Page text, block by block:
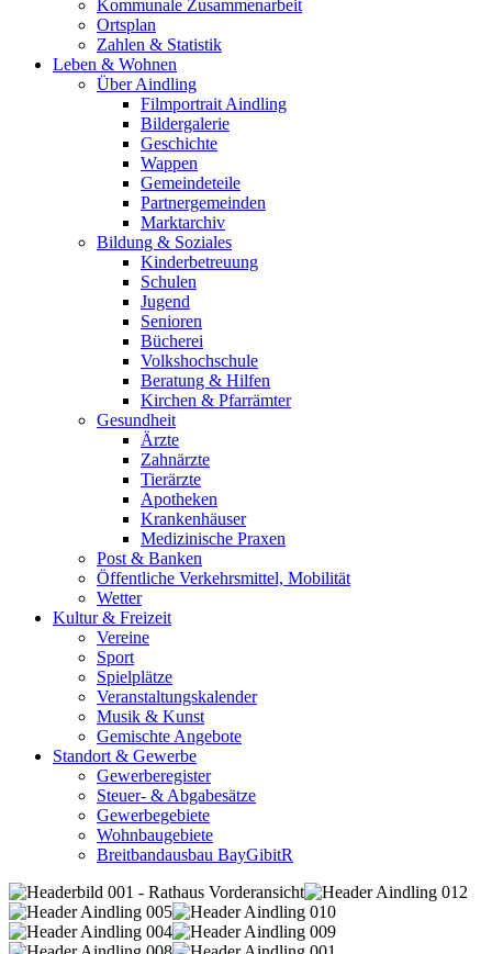
Kommunale Zusammenarbeit
Ortsplan
Zahlen & Statistik
Leben & Wohnen
Über Aindling
Filmportrait Aindling
Bildergalerie
Geschichte
Wappen
Gemeindeteile
Partnergemeinden
Marktarchiv
Bildung & Soziales
Kinderbetreuung
Schulen
Jugend
Senioren
Bücherei
Volkshochschule
Beratung & Hilfen
Kirchen & Pfarrämter
Gesundheit
Ärzte
Zahnärzte
Tierärzte
Apotheken
Krankenhäuser
Medizinische Praxen
Post & Banken
Öffentliche Verkehrsmittel, Mobilität
Wetter
Kultur & Freizeit
Vereine
Sport
Spielplätze
Veranstaltungskalender
Musik & Kunst
Gemischte Angebote
Standort & Gewerbe
Gewerberegister
Steuer- & Abgabesätze
Gewerbegebiete
Wohnbaugebiete
Breitbandausbau BayGibitR